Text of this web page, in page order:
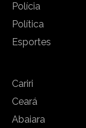
Polícia
Política
Esportes
Cariri
Ceará
Abaiara